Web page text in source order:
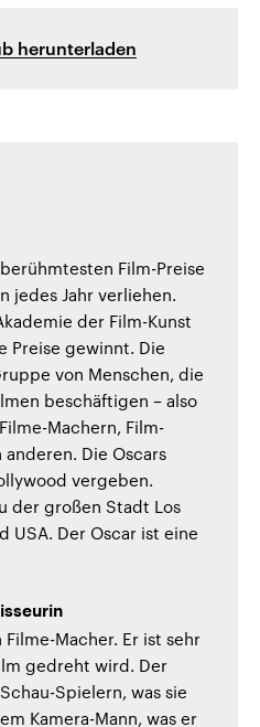
herunterladen
Film-Preise
jedes Jahr verliehen.
der Film-Kunst
Preise gewinnt. Die
von Menschen, die
beschäftigen – also
Machern, Film-
Die Oscars
vergeben.
der großen Stadt Los
USA. Der Oscar ist eine
Filme-Macher. Er ist sehr
gedreht wird. Der
Spielern, was sie
Kamera-Mann, was er